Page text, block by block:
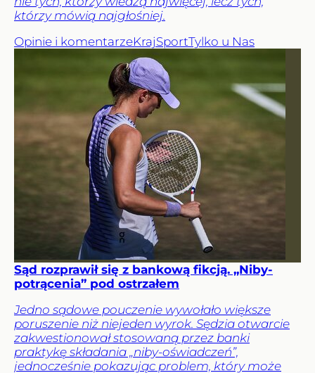
którzy mówią najgłośniej.
Opinie i komentarzeKrajSportTylko u Nas
Sąd rozprawił się z bankową fikcją. „Niby-
potrącenia” pod ostrzałem
Jedno sądowe pouczenie wywołało większe
poruszenie niż niejeden wyrok. Sędzia otwarcie
zakwestionował stosowaną przez banki
praktykę składania „niby-oświadczeń”,
jednocześnie pokazując problem, który może